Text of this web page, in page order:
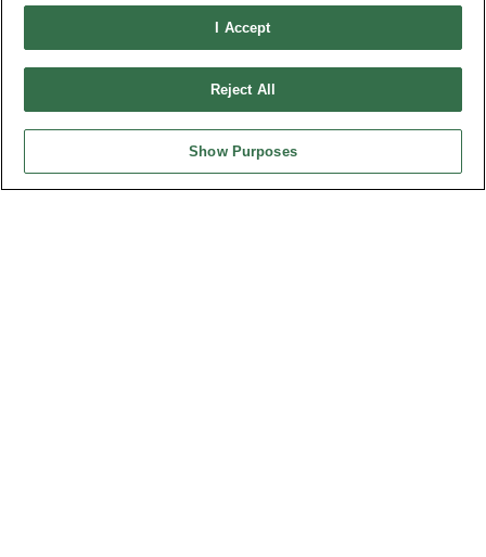
I Accept
Reject All
Show Purposes